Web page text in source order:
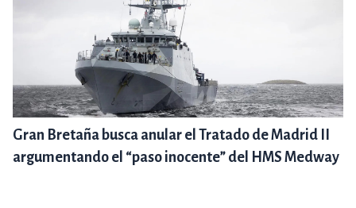
Gran Bretaña busca anular el Tratado de Madrid II
argumentando el “paso inocente” del HMS Medway